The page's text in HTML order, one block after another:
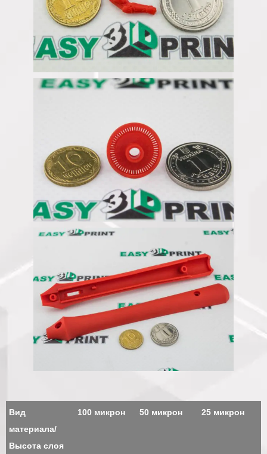
Вид
материала/
Высота слоя
100 микрон 50 микрон 25 микрон